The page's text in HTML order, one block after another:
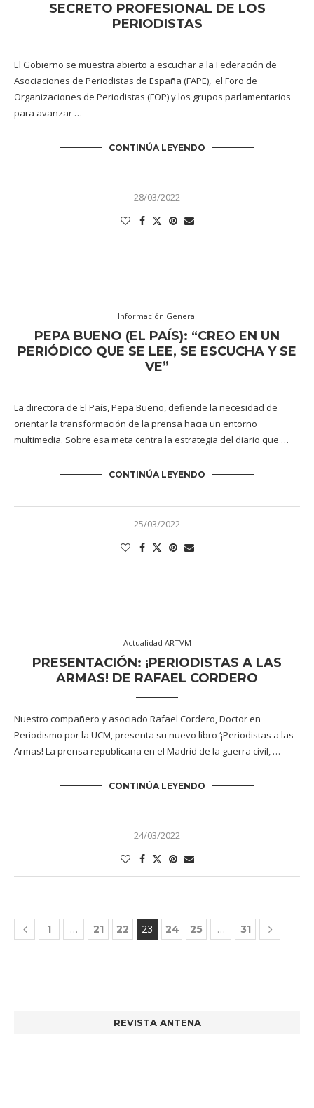
SECRETO PROFESIONAL DE LOS
PERIODISTAS
El Gobierno se muestra abierto a escuchar a la Federación de
Asociaciones de Periodistas de España (FAPE), el Foro de
Organizaciones de Periodistas (FOP) y los grupos parlamentarios
para avanzar …
CONTINÚA LEYENDO
28/03/2022
Información General
PEPA BUENO (EL PAÍS): “CREO EN UN
PERIÓDICO QUE SE LEE, SE ESCUCHA Y SE
VE”
La directora de El País, Pepa Bueno, defiende la necesidad de
orientar la transformación de la prensa hacia un entorno
multimedia. Sobre esa meta centra la estrategia del diario que …
CONTINÚA LEYENDO
25/03/2022
Actualidad ARTVM
PRESENTACIÓN: ¡PERIODISTAS A LAS
ARMAS! DE RAFAEL CORDERO
Nuestro compañero y asociado Rafael Cordero, Doctor en
Periodismo por la UCM, presenta su nuevo libro ‘¡Periodistas a las
Armas! La prensa republicana en el Madrid de la guerra civil, …
CONTINÚA LEYENDO
24/03/2022
1 … 21 22 23 24 25 … 31
REVISTA ANTENA